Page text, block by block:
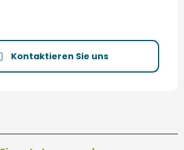
Kontaktieren Sie uns